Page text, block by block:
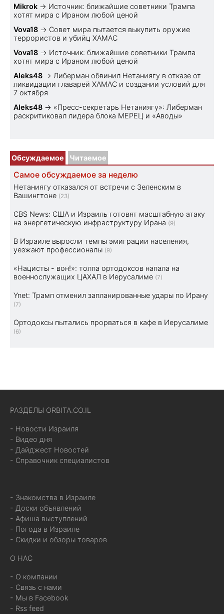
Mikrok → Источник: ближайшие советники Трампа
хотят мира с Ираном любой ценой
Vova18 → Совет мира пытается выкупить оружие
террористов и убийц ХАМАС
Vova18 → Источник: ближайшие советники Трампа
хотят мира с Ираном любой ценой
Aleks48 → Либерман обвинил Нетаниягу в отказе от
ликвидации главарей ХАМАС и создании условий для
7 октября
Aleks48 → «Пресс-секретарь Нетаниягу»: Либерман
раскритиковал лидера блока МЕРЕЦ и «Аводы»
Обсуждаемое Читаемое
Самое обсуждаемое за неделю
Нетаниягу отказался от встречи с Зеленским в
Вашингтоне (23)
CBS News: США и Израиль готовят масштабную атаку
на энергетическую инфраструктуру Ирана (9)
В Израиле выросли темпы эмиграции населения,
уезжают профессионалы (9)
«Нацисты - вон!»: толпа ортодоксов напала на
военнослужащих ЦАХАЛ в Иерусалиме (7)
Ynet: Трамп отменил запланированные удары по Ирану
(7)
Ортодоксы пытались прорваться в кафе в Иерусалиме
(6)
РАЗДЕЛЫ ORBITA.CO.IL
- Новости Израиля
- Видео дня
- Дайджест Новостей
- Справочник специалистов
- Знакомства в Израиле
- Доски объявлений
- Афиша выступлений
- Погода в Израиле
- Скидки и обзоры товаров
О НАС
- О компании
- Связь с нами
- Мы в Facebook
- Rss feed